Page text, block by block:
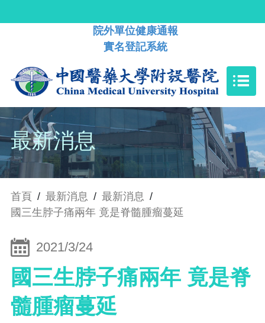
院外單位健康通報
實名登記系統
最新消息
首頁 / 最新消息 / 最新消息 /
國三生脖子痛兩年 竟是脊髓腫瘤蔓延
2021/3/24
國三生脖子痛兩年 竟是脊
髓腫瘤蔓延